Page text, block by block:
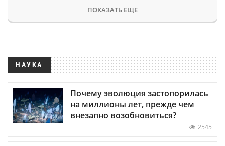
ПОКАЗАТЬ ЕЩЕ
НАУКА
Почему эволюция застопорилась
на миллионы лет, прежде чем
внезапно возобновиться?
2545